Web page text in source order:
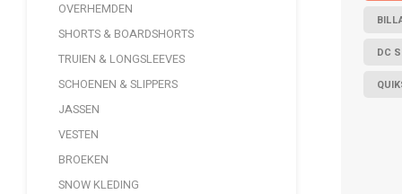
OVERHEMDEN
SHORTS & BOARDSHORTS
TRUIEN & LONGSLEEVES
SCHOENEN & SLIPPERS
JASSEN
VESTEN
BROEKEN
SNOW KLEDING
DC